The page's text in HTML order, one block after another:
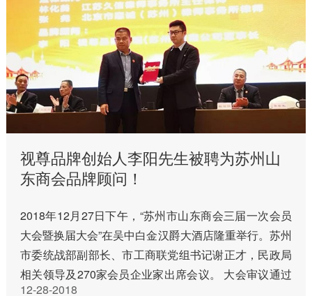
视尊品牌创始人李阳先生被聘为苏州山
东商会品牌顾问！
2018年12月27日下午，“苏州市山东商会三届一次会员
大会暨换届大会”在吴中白金汉爵大酒店隆重举行。苏州
市委统战部副部长、市工商联党组书记谢正才，民政局
相关领导及270家会员企业家出席会议。 大会审议通过
12-28-2018